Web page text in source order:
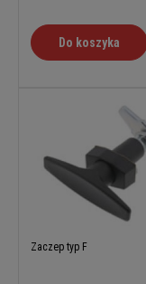
Do koszyka
Zaczep typ F